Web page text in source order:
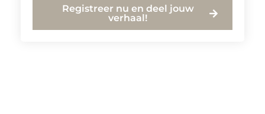
Registreer nu en deel jouw
verhaal!